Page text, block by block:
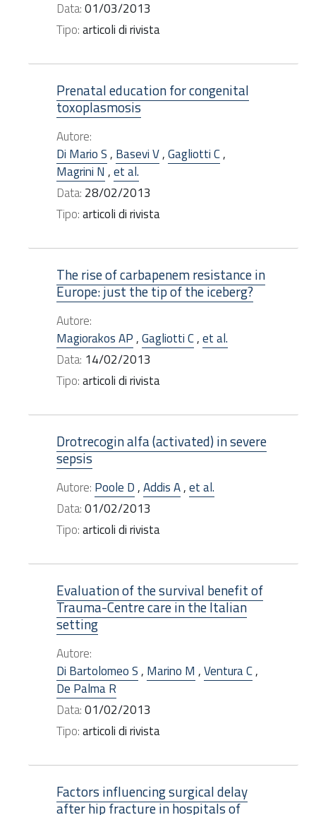
Data:01/03/2013
Tipo:articoli di rivista
Prenatal education for congenital
toxoplasmosis
Autore:
Di Mario S, Basevi V,Gagliotti C,
Magrini N ,et al.
Data: 28/02/2013
Tipo:articoli di rivista
The rise of carbapenem resistance in
Europe: just the tip of the iceberg?
Autore:
Magiorakos AP,Gagliotti C,et al.
Data: 14/02/2013
Tipo:articoli di rivista
Drotrecogin alfa (activated) in severe
sepsis
Autore: Poole D,Addis A,et al.
Data:01/02/2013
Tipo:articoli di rivista
Evaluation of the survival benefit of
Trauma-Centre care in the Italian
setting
Autore:
Di Bartolomeo S, Marino M ,Ventura C,
De Palma R
Data:01/02/2013
Tipo:articoli di rivista
Factors influencing surgical delay
after hip fracture in hospitals of